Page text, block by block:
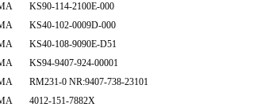
KS90-114-2100E-000
KS40-102-0009D-000
KS40-108-9090E-D51
KS94-9407-924-00001
RM231-0 NR:9407-738-23101
4012-151-7882X